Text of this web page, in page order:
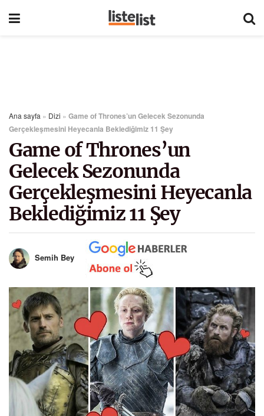
Ana sayfa » Dizi » Game of Thrones’un Gelecek Sezonunda
Gerçekleşmesini Heyecanla Beklediğimiz 11 Şey
Game of Thrones’un
Gelecek Sezonunda
Gerçekleşmesini Heyecanla
Beklediğimiz 11 Şey
Semih Bey